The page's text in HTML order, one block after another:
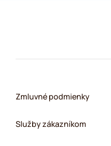
Zmluvné podmienky
Služby zákazníkom